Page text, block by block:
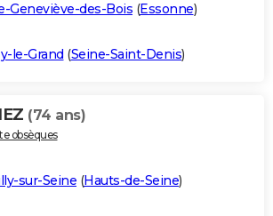
Geneviève-des-Bois (Essonne)
le-Grand (Seine-Saint-Denis)
(74 ans)
obsèques
sur-Seine (Hauts-de-Seine)